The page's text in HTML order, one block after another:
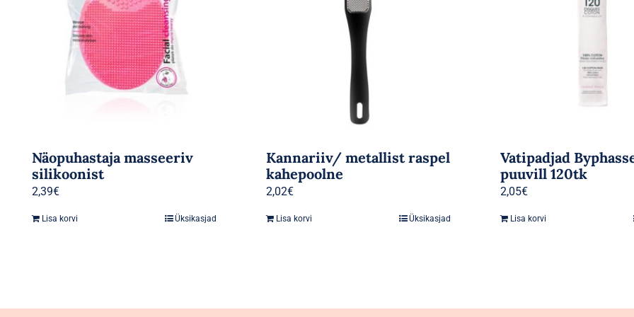
Näopuhastaja masseeriv
silikoonist
2,39€
Lisa korvi Üksikasjad
Kannariiv/ metallist raspel
kahepoolne
2,02€
Lisa korvi Üksikasjad
Vatipadjad
puuvill 120tk
2,05€
Lisa korvi